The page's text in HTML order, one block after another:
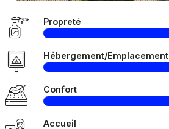
Propreté
Hébergement/Emplacement
Confort
Accueil